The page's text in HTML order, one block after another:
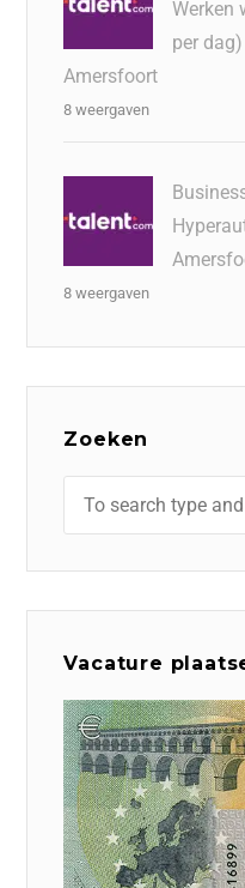
Werken
per
Amersfoort
8 weergaven
8 weergaven
Zoeken
Vacature